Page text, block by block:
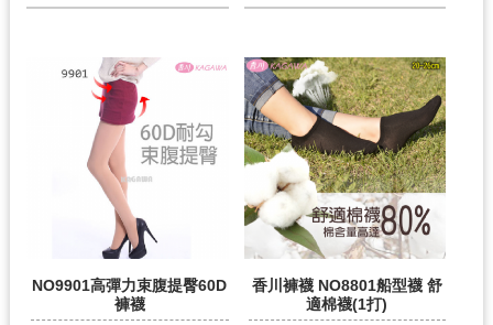
NO9901高彈力束腹提臀60D
褲襪
香川褲襪 NO8801船型襪 舒
適棉襪(1打)